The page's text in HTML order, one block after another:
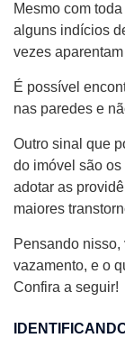
Mesmo com
alguns indícios
vezes
É possível
nas paredes e
Outro sinal que
do imóvel são os
adotar as
maiores
Pensando
vazamento, e o
Confira a seguir!